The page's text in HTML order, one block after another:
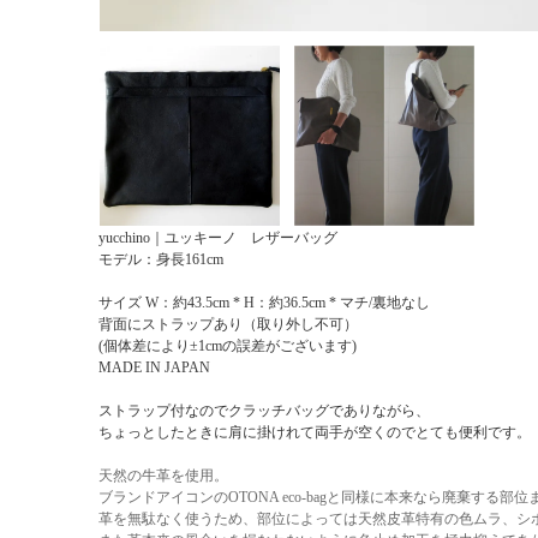
yucchino｜ユッキーノ レザーバッグ
モデル：身長161cm
サイズ W：約43.5cm * H：約36.5cm * マチ/裏地なし
背面にストラップあり（取り外し不可）
(個体差により±1cmの誤差がございます)
MADE IN JAPAN
ストラップ付なのでクラッチバッグでありながら、
ちょっとしたときに肩に掛けれて両手が空くのでとても便利です。
天然の牛革を使用。
ブランドアイコンのOTONA eco-bagと同様に本来なら廃棄する部位
革を無駄なく使うため、部位によっては天然皮革特有の色ムラ、シ